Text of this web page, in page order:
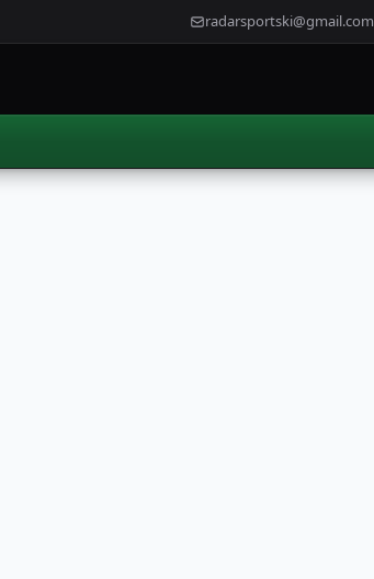
radarsportski@gmail.com